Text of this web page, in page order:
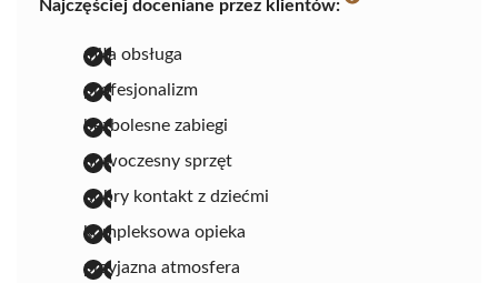
Najczęściej doceniane przez klientów:
miła obsługa
profesjonalizm
bezbolesne zabiegi
nowoczesny sprzęt
dobry kontakt z dziećmi
kompleksowa opieka
przyjazna atmosfera